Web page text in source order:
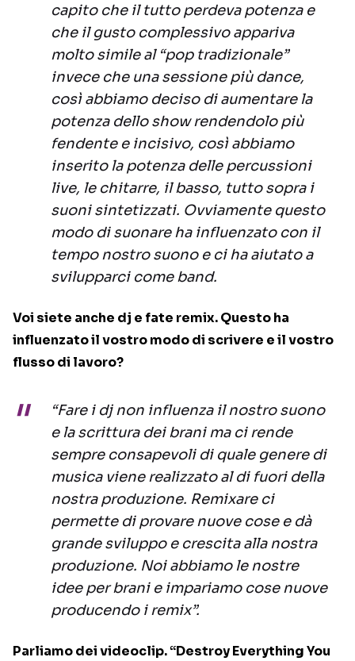
capito che il tutto perdeva potenza e
che il gusto complessivo appariva
molto simile al “pop tradizionale”
invece che una sessione più dance,
così abbiamo deciso di aumentare la
potenza dello show rendendolo più
fendente e incisivo, così abbiamo
inserito la potenza delle percussioni
live, le chitarre, il basso, tutto sopra i
suoni sintetizzati. Ovviamente questo
modo di suonare ha influenzato con il
tempo nostro suono e ci ha aiutato a
svilupparci come band.
Voi siete anche dj e fate remix. Questo ha
influenzato il vostro modo di scrivere e il vostro
flusso di lavoro?
“Fare i dj non influenza il nostro suono
e la scrittura dei brani ma ci rende
sempre consapevoli di quale genere di
musica viene realizzato al di fuori della
nostra produzione. Remixare ci
permette di provare nuove cose e dà
grande sviluppo e crescita alla nostra
produzione. Noi abbiamo le nostre
idee per brani e impariamo cose nuove
producendo i remix”.
Parliamo dei videoclip. “Destroy Everything You